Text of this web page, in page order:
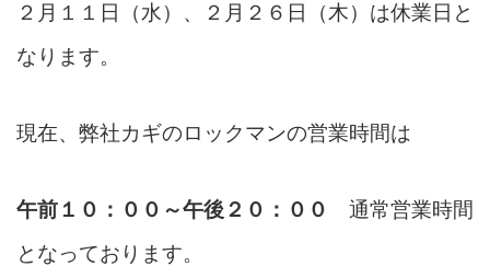
２月１１日（水）、２月２６日（木）は休業日と
なります。
現在、弊社カギのロックマンの営業時間は
午前１０：００～午後２０：００
通常営業時間
となっております。